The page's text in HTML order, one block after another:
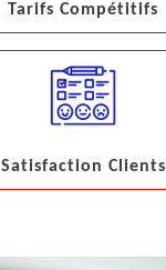
Tarifs Compétitifs
Satisfaction Clients